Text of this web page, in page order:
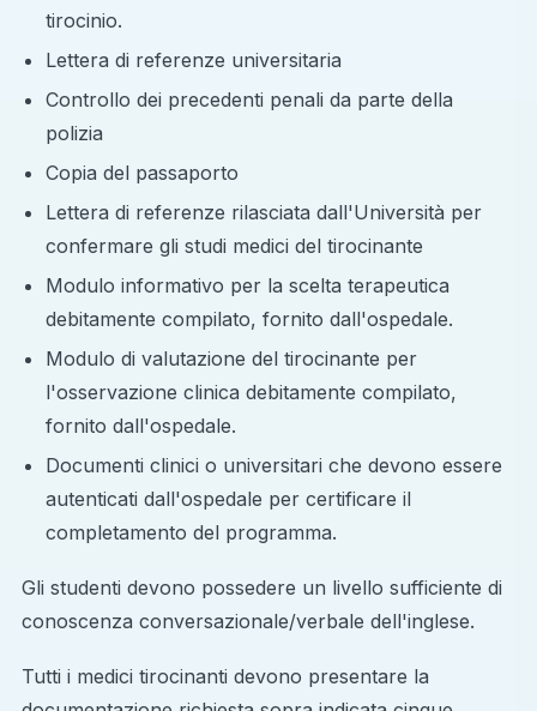
tirocinio.
Lettera di referenze universitaria
Controllo dei precedenti penali da parte della
polizia
Copia del passaporto
Lettera di referenze rilasciata dall'Università per
confermare gli studi medici del tirocinante
Modulo informativo per la scelta terapeutica
debitamente compilato, fornito dall'ospedale.
Modulo di valutazione del tirocinante per
l'osservazione clinica debitamente compilato,
fornito dall'ospedale.
Documenti clinici o universitari che devono essere
autenticati dall'ospedale per certificare il
completamento del programma.
Gli studenti devono possedere un livello sufficiente di
conoscenza conversazionale/verbale dell'inglese.
Tutti i medici tirocinanti devono presentare la